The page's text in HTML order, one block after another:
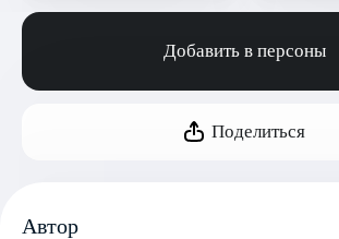
Добавить в персоны
Поделиться
Автор